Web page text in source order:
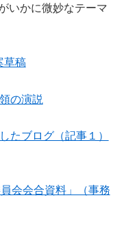
いかに微妙なテーマ
草稿
の演説
たブログ（記事１）
会会合資料」（事務